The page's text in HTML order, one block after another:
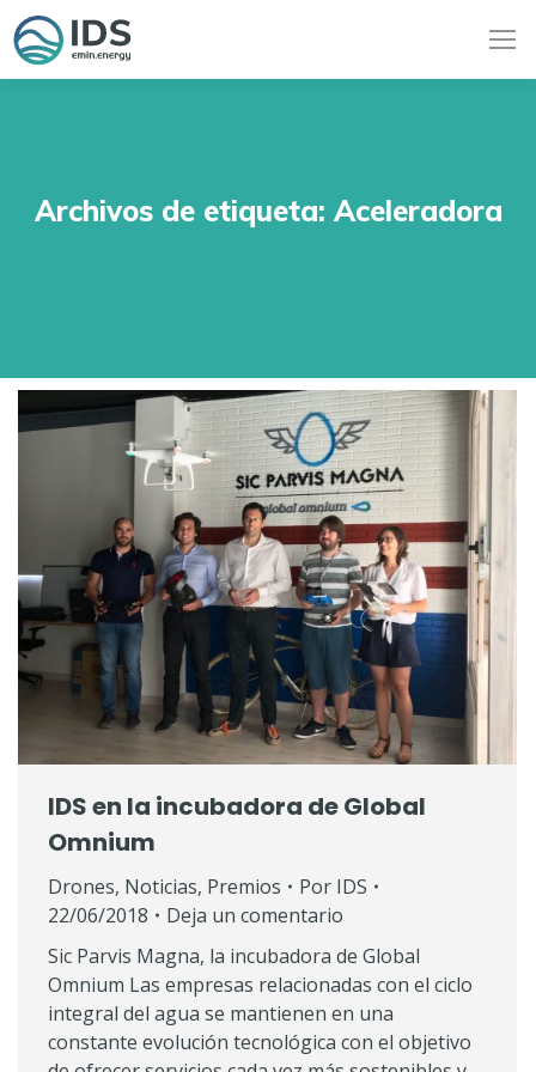
Archivos de etiqueta: Aceleradora
IDS en la incubadora de Global
Omnium
Drones, Noticias, Premios Por IDS
22/06/2018
Deja un comentario
Sic Parvis Magna, la incubadora de Global
Omnium Las empresas relacionadas con el ciclo
integral del agua se mantienen en una
constante evolución tecnológica con el objetivo